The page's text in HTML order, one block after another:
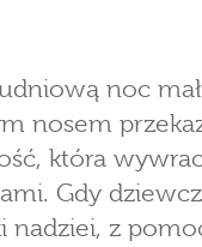
noc
nosem
która
Gdy
nadziei, z